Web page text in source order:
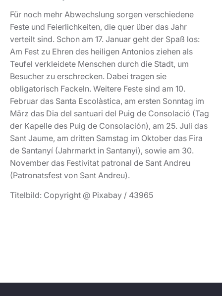
Für noch mehr Abwechslung sorgen verschiedene
Feste und Feierlichkeiten, die quer über das Jahr
verteilt sind. Schon am 17. Januar geht der Spaß los:
Am Fest zu Ehren des heiligen Antonios ziehen als
Teufel verkleidete Menschen durch die Stadt, um
Besucher zu erschrecken. Dabei tragen sie
obligatorisch Fackeln. Weitere Feste sind am 10.
Februar das Santa Escolàstica, am ersten Sonntag im
März das Dia del santuari del Puig de Consolació (Tag
der Kapelle des Puig de Consolación), am 25. Juli das
Sant Jaume, am dritten Samstag im Oktober das Fira
de Santanyí (Jahrmarkt in Santanyi), sowie am 30.
November das Festivitat patronal de Sant Andreu
(Patronatsfest von Sant Andreu).
Titelbild: Copyright @ Pixabay / 43965